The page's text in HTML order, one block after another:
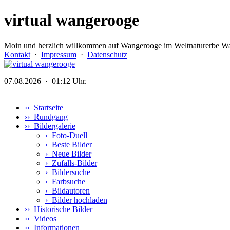
virtual wangerooge
Moin und herzlich willkommen auf Wangerooge im Weltnaturerbe
Kontakt · Impressum · Datenschutz
07.08.2026 · 01:12 Uhr.
›› Startseite
›› Rundgang
›› Bildergalerie
› Foto-Duell
› Beste Bilder
› Neue Bilder
› Zufalls-Bilder
› Bildersuche
› Farbsuche
› Bildautoren
› Bilder hochladen
›› Historische Bilder
›› Videos
›› Informationen